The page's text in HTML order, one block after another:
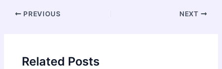
PREVIOUS NEXT
Related Posts